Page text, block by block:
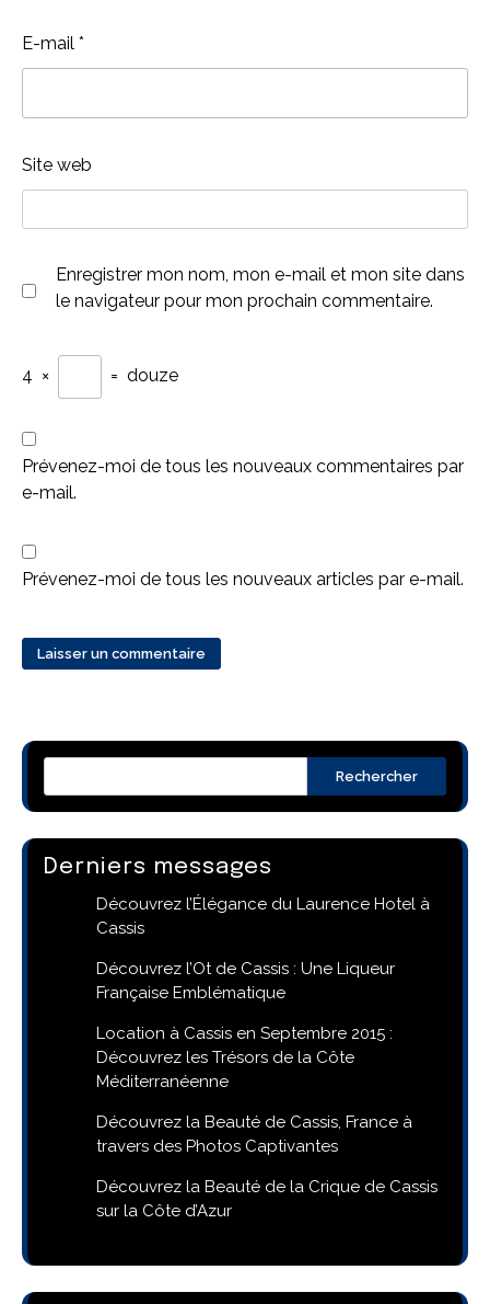
E-mail *
Site web
Enregistrer mon nom, mon e-mail et mon site dans
le navigateur pour mon prochain commentaire.
4 × = douze
Prévenez-moi de tous les nouveaux commentaires par
e-mail.
Prévenez-moi de tous les nouveaux articles par e-mail.
Rechercher
Derniers messages
Découvrez l’Élégance du Laurence Hotel à
Cassis
Découvrez l’Ot de Cassis : Une Liqueur
Française Emblématique
Location à Cassis en Septembre 2015 :
Découvrez les Trésors de la Côte
Méditerranéenne
Découvrez la Beauté de Cassis, France à
travers des Photos Captivantes
Découvrez la Beauté de la Crique de Cassis
sur la Côte d’Azur